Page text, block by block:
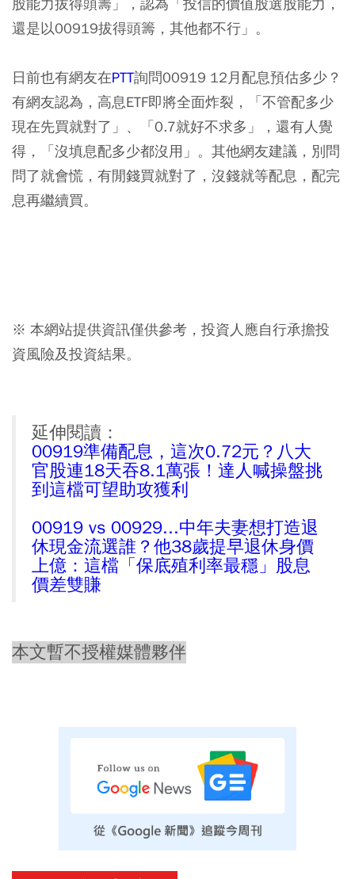
還是以00919拔得頭籌，其他都不行」。
日前也有網友在PTT詢問00919 12月配息預估多少？
有網友認為，高息ETF即將全面炸裂，「不管配多少
現在先買就對了」、「0.7就好不求多」，還有人覺
得，「沒填息配多少都沒用」。其他網友建議，別問
問了就會慌，有閒錢買就對了，沒錢就等配息，配完
息再繼續買。
※ 本網站提供資訊僅供參考，投資人應自行承擔投
資風險及投資結果。
延伸閱讀：
00919準備配息，這次0.72元？八大
官股連18天吞8.1萬張！達人喊操盤挑
到這檔可望助攻獲利
00919 vs 00929...中年夫妻想打造退
休現金流選誰？他38歲提早退休身價
上億：這檔「保底殖利率最穩」股息
價差雙賺
本文暫不授權媒體夥伴